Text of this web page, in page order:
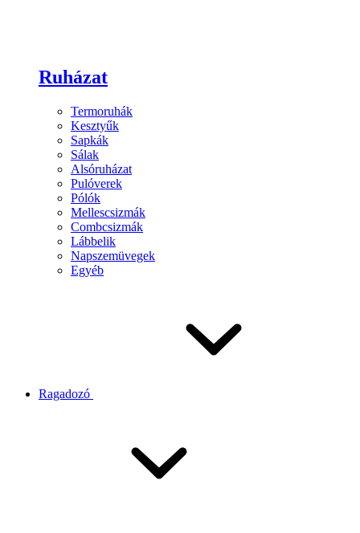
Ruházat
Termoruhák
Kesztyűk
Sapkák
Sálak
Alsóruházat
Pulóverek
Pólók
Mellescsizmák
Combcsizmák
Lábbelik
Napszemüvegek
Egyéb
Ragadozó